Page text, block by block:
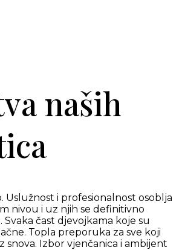
naših
Uslužnost i profesionalnost osoblja
nivou i uz njih se definitivno
Svaka čast djevojkama koje su
Topla preporuka za sve koji
snova. Izbor vjenčanica i ambijent